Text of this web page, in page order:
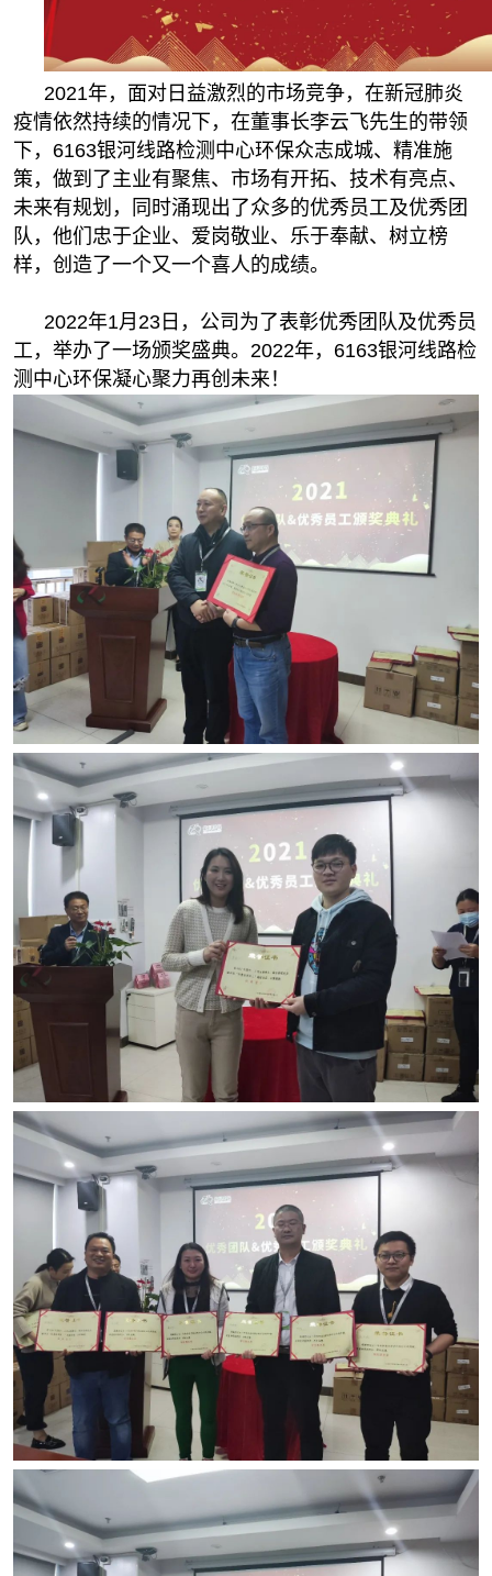
2021年，面对日益激烈的市场竞争，在新冠肺炎
疫情依然持续的情况下，在董事长李云飞先生的带领
下，6163银河线路检测中心环保众志成城、精准施
策，做到了主业有聚焦、市场有开拓、技术有亮点、
未来有规划，同时涌现出了众多的优秀员工及优秀团
队，他们忠于企业、爱岗敬业、乐于奉献、树立榜
样，创造了一个又一个喜人的成绩。
2022年1月23日，公司为了表彰优秀团队及优秀员
工，举办了一场颁奖盛典。2022年，6163银河线路检
测中心环保凝心聚力再创未来！